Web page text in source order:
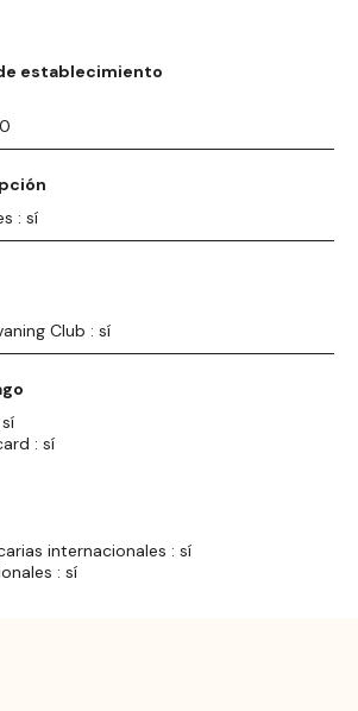
establecimiento
: sí
Club : sí
: sí
internacionales : sí
: sí